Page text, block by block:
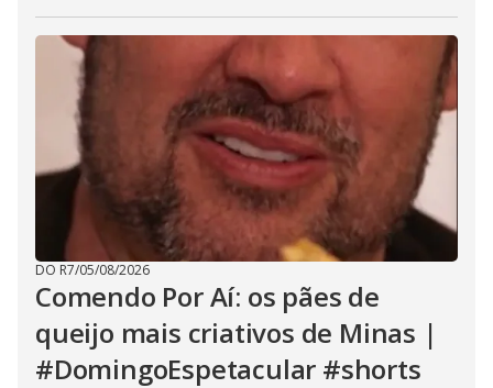
DO R7/05/08/2026
Comendo Por Aí: os pães de
queijo mais criativos de Minas |
#DomingoEspetacular #shorts